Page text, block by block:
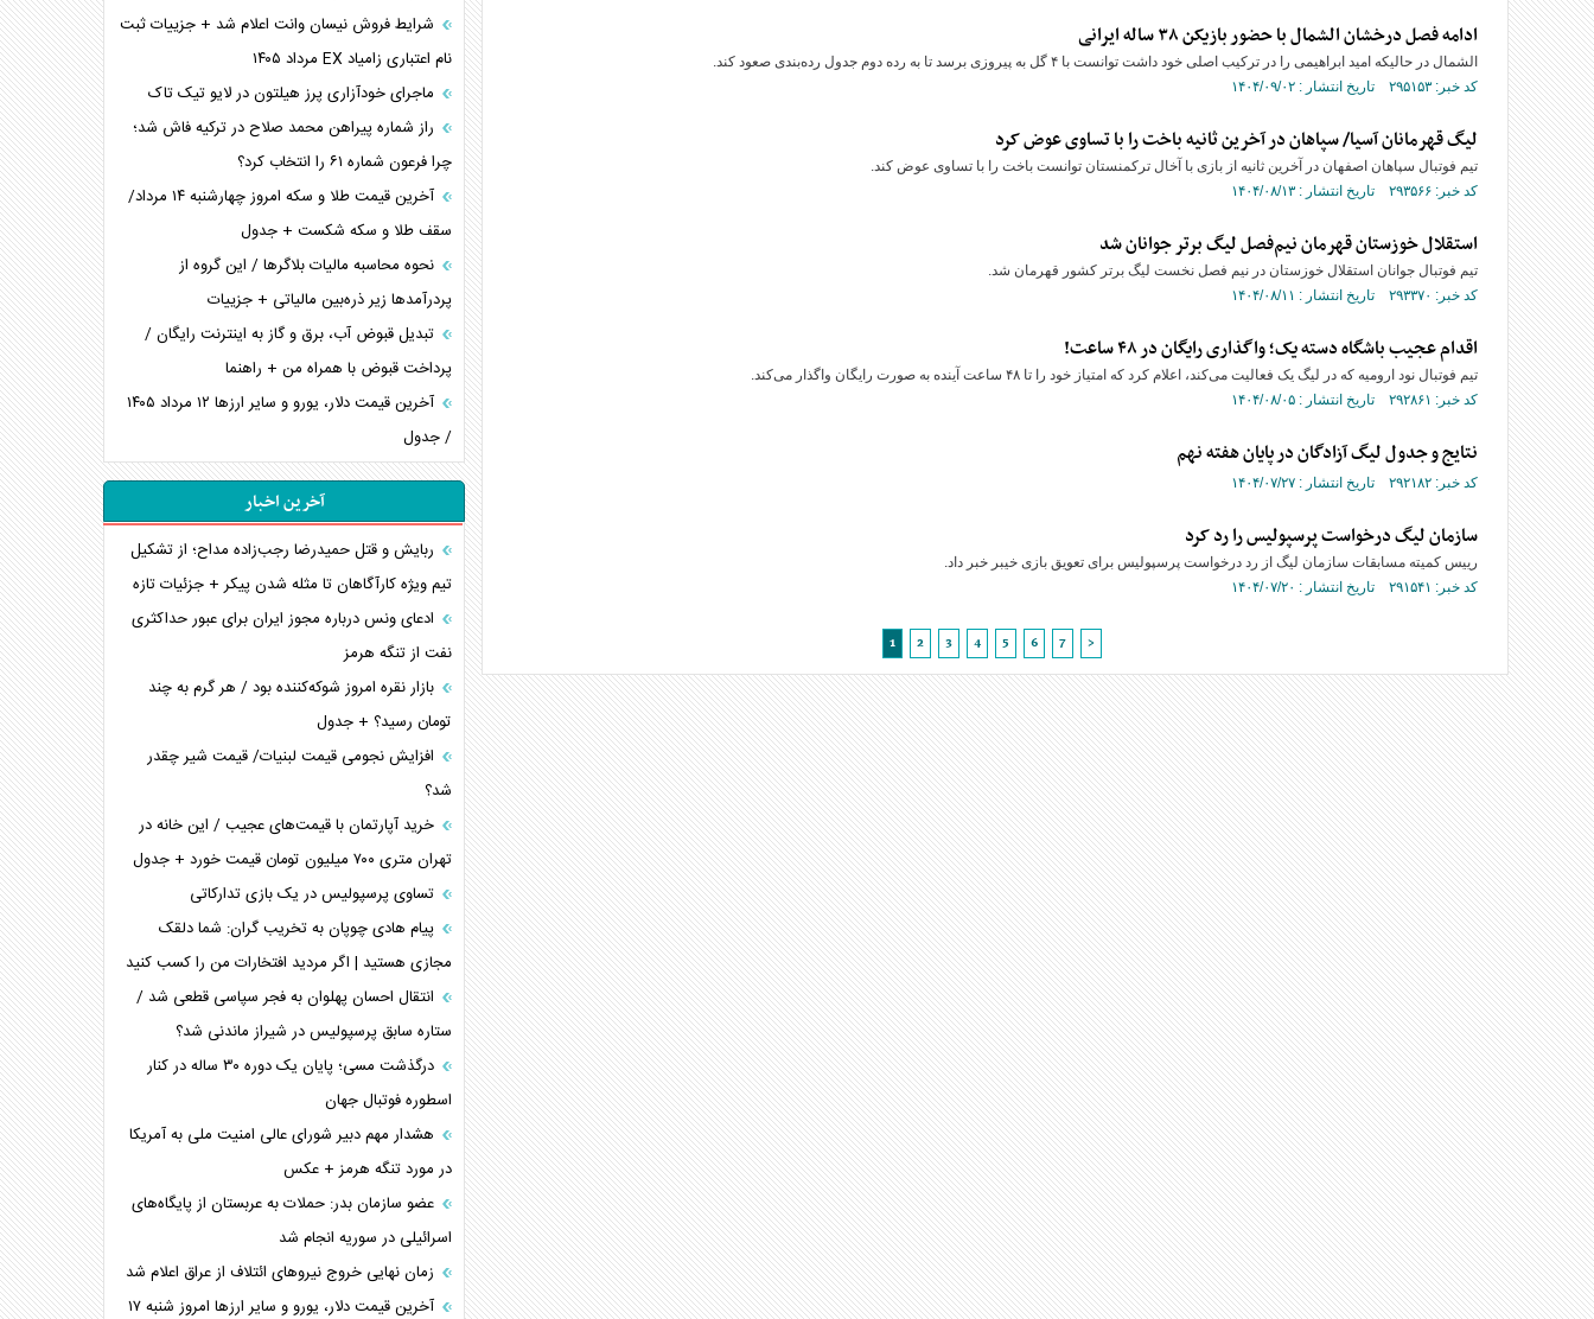
ادامه فصل درخشان الشمال با حضور بازیکن ۳۸ ساله ایرانی
الشمال در حالیکه امید ابراهیمی را در ترکیب اصلی خود داشت توانست با ۴ گل به پیروزی برسد تا به رده دوم جدول رده‌بندی صعود کند.
کد خبر: ۲۹۵۱۵۳ تاریخ انتشار : ۱۴۰۴/۰۹/۰۲
لیگ قهرمانان آسیا/ سپاهان در آخرین ثانیه باخت را با تساوی عوض کرد
تیم فوتبال سپاهان اصفهان در آخرین ثانیه از بازی با آخال ترکمنستان توانست باخت را با تساوی عوض کند.
کد خبر: ۲۹۳۵۶۶ تاریخ انتشار : ۱۴۰۴/۰۸/۱۳
استقلال خوزستان قهرمان نیم‌فصل لیگ برتر جوانان شد
تیم فوتبال جوانان استقلال خوزستان در نیم فصل نخست لیگ برتر کشور قهرمان شد.
کد خبر: ۲۹۳۳۷۰ تاریخ انتشار : ۱۴۰۴/۰۸/۱۱
اقدام عجیب باشگاه دسته یک؛ واگذاری رایگان در ۴۸ ساعت!
تیم فوتبال نود ارومیه که در لیگ یک فعالیت می‌کند، اعلام کرد که امتیاز خود را تا ۴۸ ساعت آینده به صورت رایگان واگذار می‌کند.
کد خبر: ۲۹۲۸۶۱ تاریخ انتشار : ۱۴۰۴/۰۸/۰۵
نتایج و جدول لیگ آزادگان در پایان هفته نهم
کد خبر: ۲۹۲۱۸۲ تاریخ انتشار : ۱۴۰۴/۰۷/۲۷
سازمان لیگ درخواست پرسپولیس را رد کرد
رییس کمیته مسابقات سازمان لیگ از رد درخواست پرسپولیس برای تعویق بازی خیبر خبر داد.
کد خبر: ۲۹۱۵۴۱ تاریخ انتشار : ۱۴۰۴/۰۷/۲۰
1 2 3 4 5 6 7 >
شرایط فروش نیسان وانت اعلام شد + جزییات ثبت
نام اعتباری زامیاد EX مرداد ۱۴۰۵
ماجرای خودآزاری پرز هیلتون در لایو تیک تاک
راز شماره پیراهن محمد صلاح در ترکیه فاش شد؛
چرا فرعون شماره ۶۱ را انتخاب کرد؟
آخرین قیمت طلا و سکه امروز چهارشنبه ۱۴ مرداد/
سقف طلا و سکه شکست + جدول
نحوه محاسبه مالیات بلاگر‌ها / این گروه از
پردرآمد‌ها زیر ذره‌بین مالیاتی + جزییات
تبدیل قبوض آب، برق و گاز به اینترنت رایگان /
پرداخت قبوض با همراه من + راهنما
آخرین قیمت دلار، یورو و سایر ارز‌ها ۱۲ مرداد ۱۴۰۵
/ جدول
آخرین اخبار
ربایش و قتل حمیدرضا رجب‌زاده مداح؛ از تشکیل
تیم ویژه کارآگاهان تا مثله شدن پیکر + جزئیات تازه
ادعای ونس درباره مجوز ایران برای عبور حداکثری
نفت از تنگه هرمز
بازار نقره امروز شوکه‌کننده بود / هر گرم به چند
تومان رسید؟ + جدول
افزایش نجومی قیمت لبنیات/ قیمت شیر چقدر
شد؟
خرید آپارتمان با قیمت‌های عجیب / این خانه در
تهران متری ۷۰۰ میلیون تومان قیمت خورد + جدول
تساوی پرسپولیس در یک بازی تدارکاتی
پیام هادی چوپان به تخریب گران: شما دلقک
مجازی هستید | اگر مردید افتخارات من را کسب کنید
انتقال احسان پهلوان به فجر سپاسی قطعی شد /
ستاره سابق پرسپولیس در شیراز ماندنی شد؟
درگذشت مسی؛ پایان یک دوره ۳۰ ساله در کنار
اسطوره فوتبال جهان
هشدار مهم دبیر شورای عالی امنیت ملی به آمریکا
در مورد تنگه هرمز + عکس
عضو سازمان بدر: حملات به عربستان از پایگاه‌های
اسرائیلی در سوریه انجام شد
زمان نهایی خروج نیرو‌های ائتلاف از عراق اعلام شد
آخرین قیمت دلار، یورو و سایر ارز‌ها امروز شنبه ۱۷